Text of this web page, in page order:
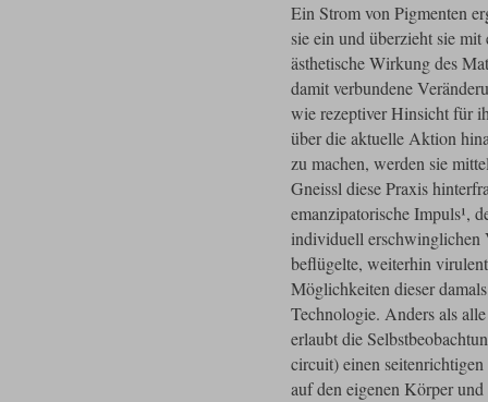
Ein Strom von Pigmenten
sie ein und überzieht sie
ästhetische Wirkung des
damit verbundene
wie rezeptiver Hinsicht für
über die aktuelle Aktion
zu machen, werden sie
Gneissl diese Praxis
emanzipatorische Impuls¹,
individuell erschwinglichen
beflügelte, weiterhin
Möglichkeiten dieser
Technologie. Anders als
erlaubt die
circuit) einen
auf den eigenen Körper